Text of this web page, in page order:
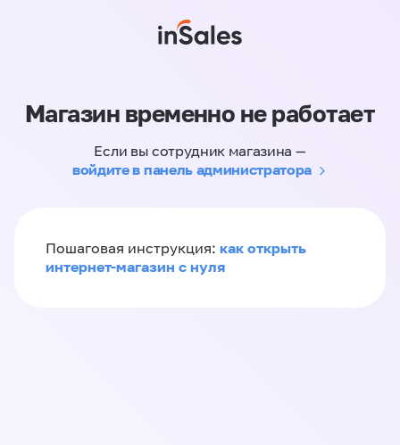
Магазин временно не работает
Если вы сотрудник магазина —
войдите в панель администратора
Пошаговая инструкция: как открыть
интернет-магазин с нуля